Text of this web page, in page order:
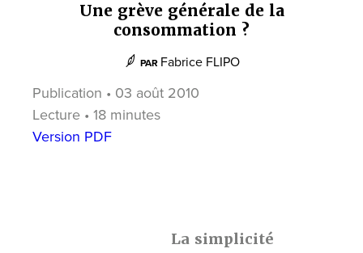
Une grève générale de la
consommation ?
PAR Fabrice FLIPO
Publication • 03 août 2010
Lecture • 18 minutes
Version PDF
La simplicité